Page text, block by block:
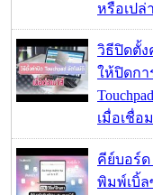
หรือเปล่
วิธีปิดตั้
ให้ปิดกา
เมื่อเชื่อ
คีย์บอร์ด
พิมพ์เบิ้ล